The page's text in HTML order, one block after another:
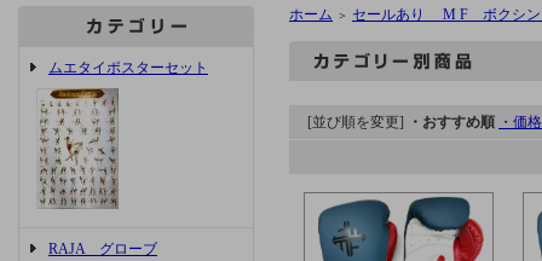
ムエタイポスターセット
RAJA グローブ
ホーム ＞ セールあり M F ボクシ
[並び順を変更] ・おすすめ順 ・価